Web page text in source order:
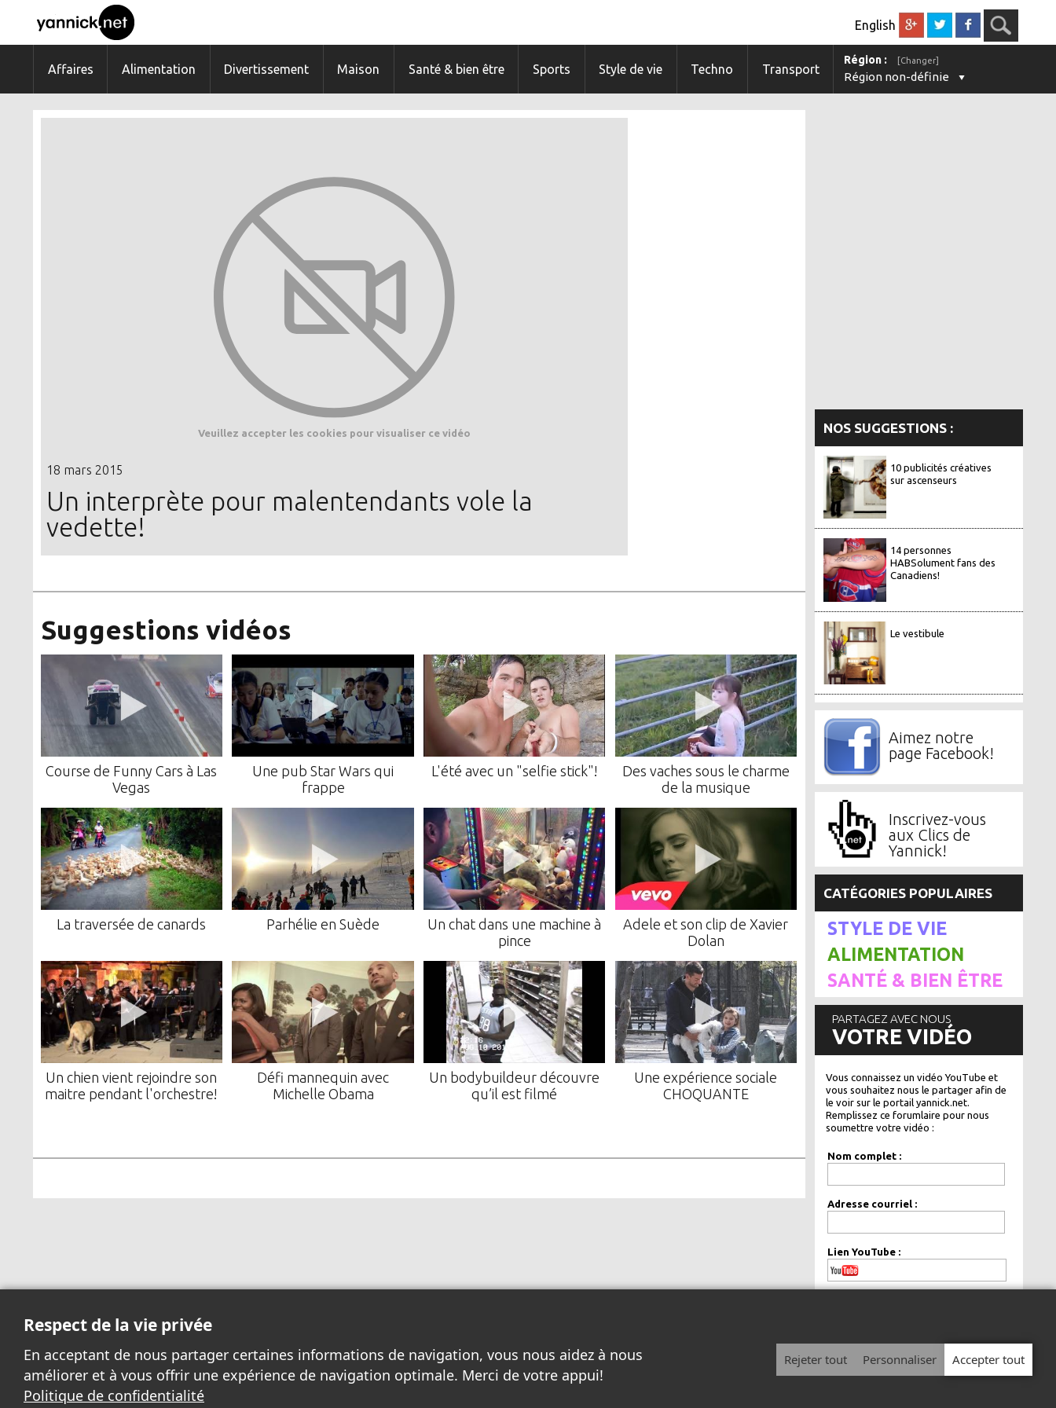
English
Affaires Alimentation Divertissement Maison Santé & bien être Sports Style de vie Techno Transport
Région : [Changer]
Région non-définie
Veuillez accepter les cookies pour visualiser ce vidéo
18 mars 2015
Un interprète pour malentendants vole la
vedette!
Suggestions vidéos
Course de Funny Cars à Las
Vegas
Une pub Star Wars qui
frappe
L'été avec un "selfie stick"!
Des vaches sous le charme
de la musique
La traversée de canards Parhélie en Suède
Un chat dans une machine à
pince
Adele et son clip de Xavier
Dolan
Un chien vient rejoindre son
maitre pendant l'orchestre!
Défi mannequin avec
Michelle Obama
Un bodybuildeur découvre
qu’il est filmé
Une expérience sociale
CHOQUANTE
NOS SUGGESTIONS :
10 publicités créatives
sur ascenseurs
14 personnes
HABSolument fans des
Canadiens!
Le vestibule
Aimez notre
page Facebook!
Inscrivez-vous
aux Clics de
Yannick!
CATÉGORIES POPULAIRES
STYLE DE VIE
ALIMENTATION
SANTÉ & BIEN ÊTRE
PARTAGEZ AVEC NOUS
VOTRE VIDÉO
Vous connaissez un vidéo YouTube et
vous souhaitez nous le partager afin de
le voir sur le portail yannick.net.
Remplissez ce forumlaire pour nous
soumettre votre vidéo :
Nom complet :
Adresse courriel :
Lien YouTube :
Respect de la vie privée
En acceptant de nous partager certaines informations de navigation, vous nous aidez à nous
améliorer et à vous offrir une expérience de navigation optimale. Merci de votre appui!
Politique de confidentialité
Rejeter tout Personnaliser Accepter tout